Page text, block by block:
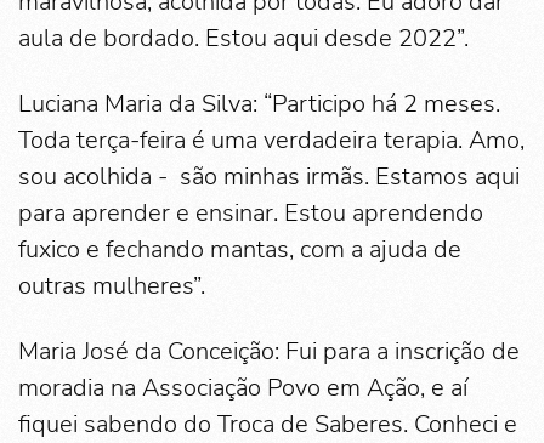
aula de bordado. Estou aqui desde 2022”.
Luciana Maria da Silva: “Participo há 2 meses.
Toda terça-feira é uma verdadeira terapia. Amo,
sou acolhida - são minhas irmãs. Estamos aqui
para aprender e ensinar. Estou aprendendo
fuxico e fechando mantas, com a ajuda de
outras mulheres”.
Maria José da Conceição: Fui para a inscrição de
moradia na Associação Povo em Ação, e aí
fiquei sabendo do Troca de Saberes. Conheci e